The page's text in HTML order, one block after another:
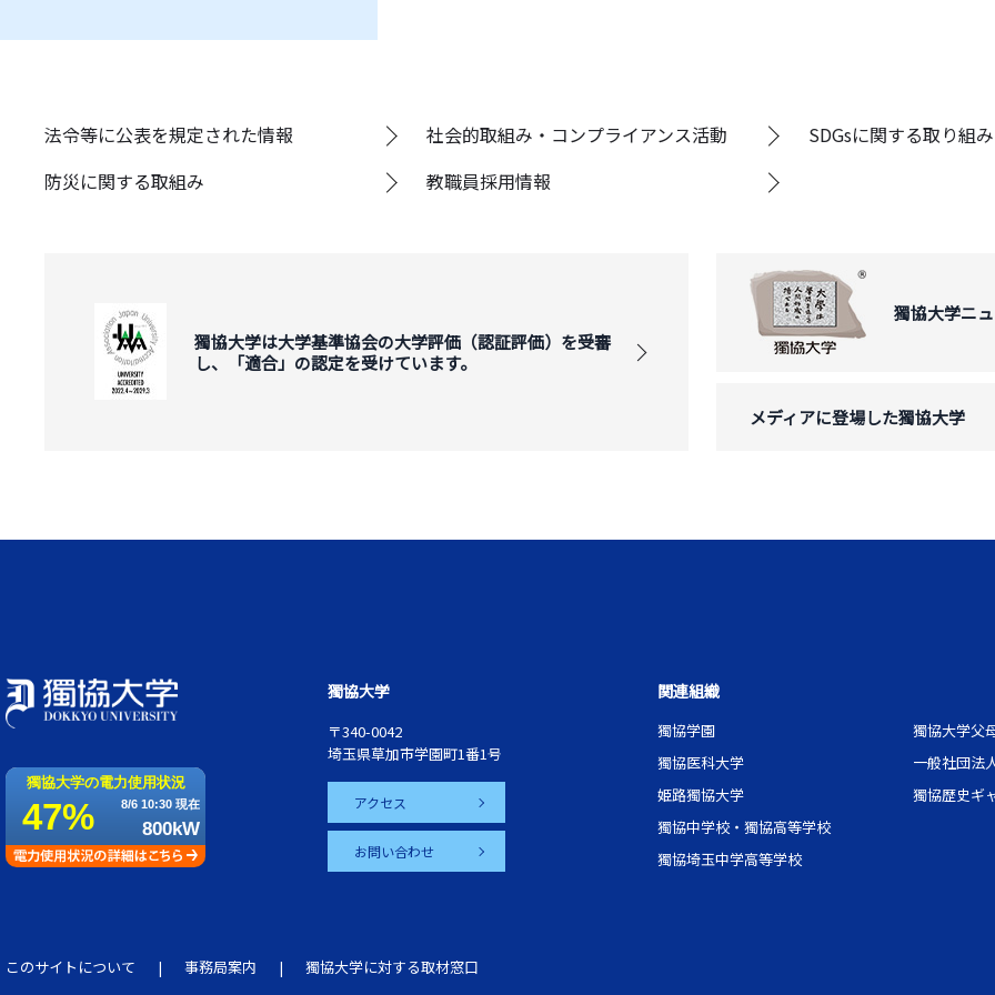
法令等に公表を規定された情報 社会的取組み・コンプライアンス活動
SDGsに関する取り組み
防災に関する取組み
教職員採用情報
獨協大学は大学基準協会の大学評価（認証評価）を受審
し、「適合」の認定を受けています。
獨協大学ニ
メディアに登場した獨協大学
獨協大学
〒340-0042
埼玉県草加市学園町1番1号
アクセス
お問い合わせ
関連組織
獨協学園
獨協医科大学
姫路獨協大学
獨協中学校・獨協高等学校
獨協埼玉中学高等学校
獨協大学父
一般社団法
獨協歴史ギ
このサイトについて 事務局案内 獨協大学に対する取材窓口